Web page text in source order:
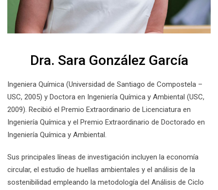
Dra. Sara González García
Ingeniera Química (Universidad de Santiago de Compostela –
USC, 2005) y Doctora en Ingeniería Química y Ambiental (USC,
2009). Recibió el Premio Extraordinario de Licenciatura en
Ingeniería Química y el Premio Extraordinario de Doctorado en
Ingeniería Química y Ambiental.
Sus principales líneas de investigación incluyen la economía
circular, el estudio de huellas ambientales y el análisis de la
sostenibilidad empleando la metodología del Análisis de Ciclo